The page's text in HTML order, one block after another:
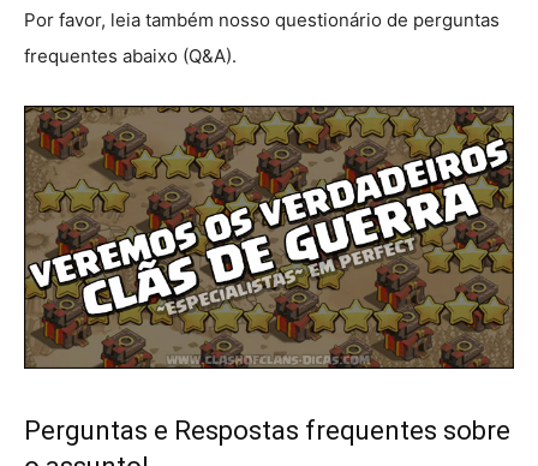
Por favor, leia também nosso questionário de perguntas
frequentes abaixo (Q&A).
Perguntas e Respostas frequentes sobre